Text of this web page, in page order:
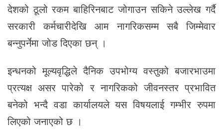
देशको ठूलो रकम बाहिरिनबाट जोगाउन सकिने उल्लेख गर्दै
सरकारी कर्मचारीदेखि आम नागरिकसम्म सबै जिम्मेवार
बन्नुपर्नेमा जोड दिएका छन् ।
इन्धनको मूल्यवृद्धिले दैनिक उपभोग्य वस्तुको बजारभाउमा
प्रत्यक्ष असर पारेको र नागरिकको जीवनस्तर प्रभावित
बनेको भन्दै वडा कार्यालयले यस विषयलाई गम्भीर रुपमा
लिएको जनाएको छ ।